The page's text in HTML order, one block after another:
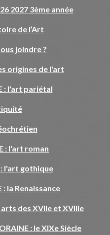
2027 3ème année
de l’Art
joindre ?
origines de l'art
: l'art pariétal
: l'art roman
: l'art gothique
: la Renaissance
arts des XVIIe et XVIIIe
: le XIXe Siècle